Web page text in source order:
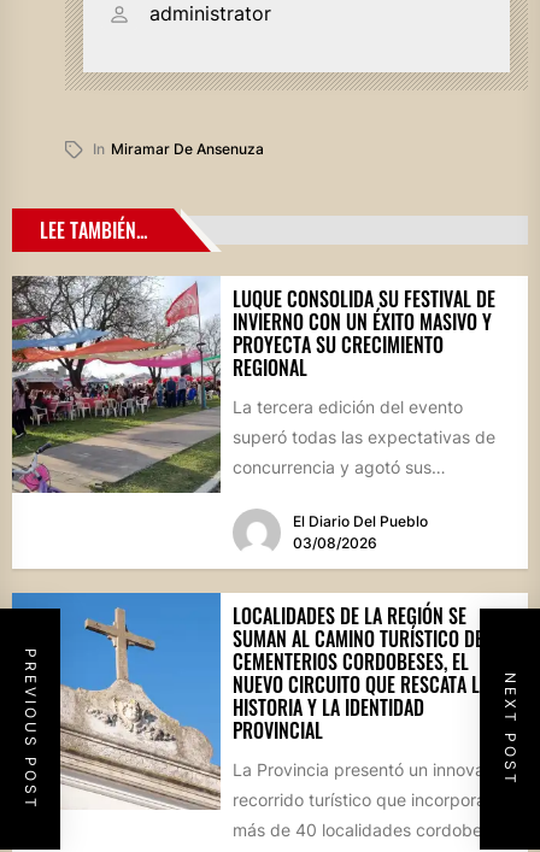
administrator
In Miramar De Ansenuza
PREVIOUS POST NEXT POST
LEE TAMBIÉN...
LUQUE CONSOLIDA SU FESTIVAL DE
INVIERNO CON UN ÉXITO MASIVO Y
PROYECTA SU CRECIMIENTO
REGIONAL
La tercera edición del evento
superó todas las expectativas de
concurrencia y agotó sus
marco, el...El Diario Del Pueblo
03/08/2026
LOCALIDADES DE LA REGIÓN SE
SUMAN AL CAMINO TURÍSTICO DE
CEMENTERIOS CORDOBESES, EL
NUEVO CIRCUITO QUE RESCATA LA
HISTORIA Y LA IDENTIDAD
PROVINCIAL
La Provincia presentó un innovador
recorrido turístico que incorpora a
más de 40 localidades cordobesas